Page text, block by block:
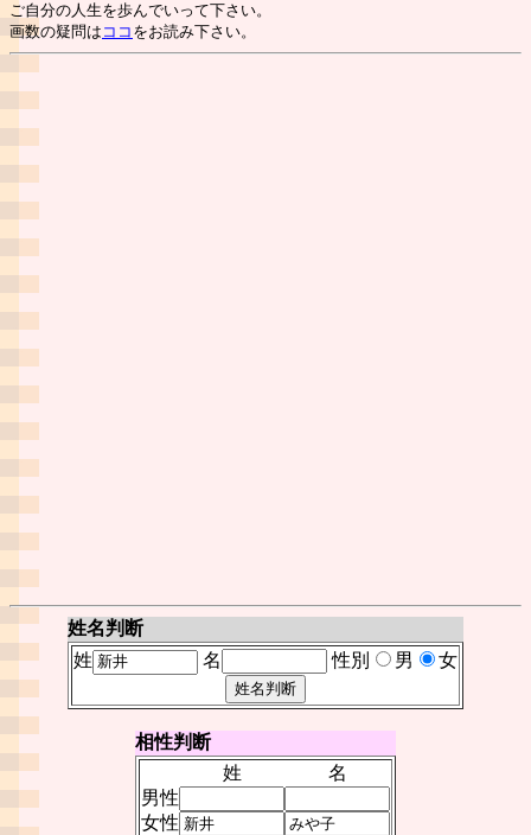
ご自分の人生を歩んでいって下さい。
画数の疑問は ココ をお読み下さい。
姓名判断
姓
名 性別 男 女
相性判断
姓
名
男性
女性